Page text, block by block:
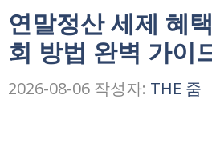
연말정산 세제 혜
회 방법 완벽 가이
2026-08-06 작성자: THE 줌